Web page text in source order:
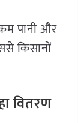
पानी और
किसानों
वितरण